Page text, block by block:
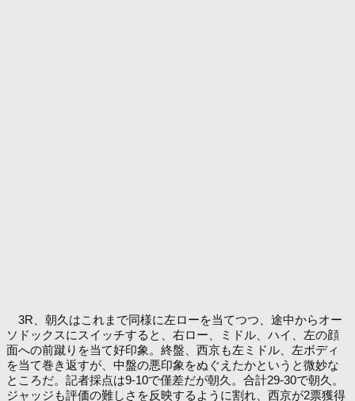
3R、朝久はこれまで同様に左ローを当てつつ、途中からオー
ソドックスにスイッチすると、右ロー、ミドル、ハイ、左の顔
面への前蹴りを当て好印象。終盤、西京も左ミドル、左ボディ
を当て巻き返すが、中盤の悪印象をぬぐえたかというと微妙な
ところだ。記者採点は9-10で僅差だが朝久。合計29-30で朝久。
ジャッジも評価の難しさを反映するように割れ、西京が2票獲得